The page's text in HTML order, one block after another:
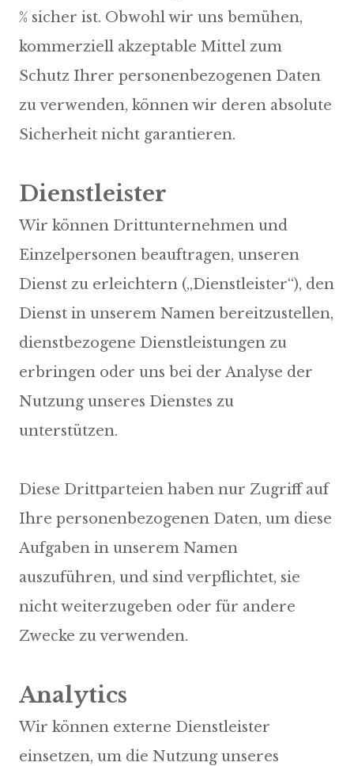
% sicher ist. Obwohl wir uns bemühen,
kommerziell akzeptable Mittel zum
Schutz Ihrer personenbezogenen Daten
zu verwenden, können wir deren absolute
Sicherheit nicht garantieren.
Dienstleister
Wir können Drittunternehmen und
Einzelpersonen beauftragen, unseren
Dienst zu erleichtern („Dienstleister“), den
Dienst in unserem Namen bereitzustellen,
dienstbezogene Dienstleistungen zu
erbringen oder uns bei der Analyse der
Nutzung unseres Dienstes zu
unterstützen.
Diese Drittparteien haben nur Zugriff auf
Ihre personenbezogenen Daten, um diese
Aufgaben in unserem Namen
auszuführen, und sind verpflichtet, sie
nicht weiterzugeben oder für andere
Zwecke zu verwenden.
Analytics
Wir können externe Dienstleister
einsetzen, um die Nutzung unseres